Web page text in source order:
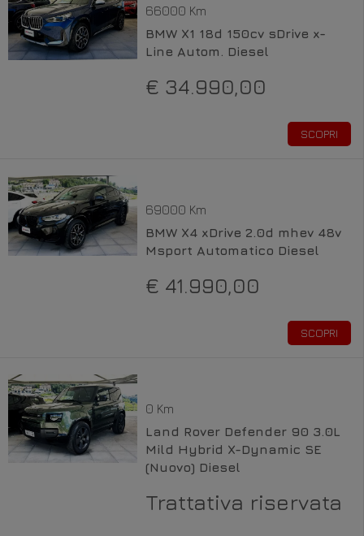
66000 Km
BMW X1 18d 150cv sDrive x-
Line Autom. Diesel
€ 34.990,00
SCOPRI
69000 Km
BMW X4 xDrive 2.0d mhev 48v
Msport Automatico Diesel
€ 41.990,00
SCOPRI
0 Km
Land Rover Defender 90 3.0L
Mild Hybrid X-Dynamic SE
(Nuovo) Diesel
Trattativa riservata